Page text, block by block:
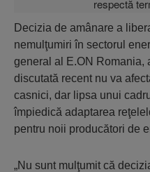
Decizia de amânare a
nemulţumiri în sectorul
general al E.ON Romania,
discutată recent nu va
casnici, dar lipsa unui
împiedică adaptarea
pentru noii producători de
„Nu sunt mulţumit că